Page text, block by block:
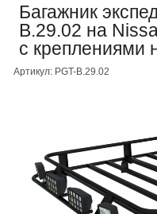
Багажник
B.29.02 на
с креплениями
Артикул: PGT-B.29.02